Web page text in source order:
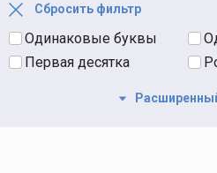
Сбросить фильтр
Одинаковые буквы
Первая десятка